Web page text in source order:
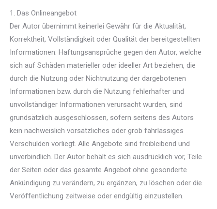
1. Das Onlineangebot
Der Autor übernimmt keinerlei Gewähr für die Aktualität,
Korrektheit, Vollständigkeit oder Qualität der bereitgestellten
Informationen. Haftungsansprüche gegen den Autor, welche
sich auf Schäden materieller oder ideeller Art beziehen, die
durch die Nutzung oder Nichtnutzung der dargebotenen
Informationen bzw. durch die Nutzung fehlerhafter und
unvollständiger Informationen verursacht wurden, sind
grundsätzlich ausgeschlossen, sofern seitens des Autors
kein nachweislich vorsätzliches oder grob fahrlässiges
Verschulden vorliegt. Alle Angebote sind freibleibend und
unverbindlich. Der Autor behält es sich ausdrücklich vor, Teile
der Seiten oder das gesamte Angebot ohne gesonderte
Ankündigung zu verändern, zu ergänzen, zu löschen oder die
Veröffentlichung zeitweise oder endgültig einzustellen.